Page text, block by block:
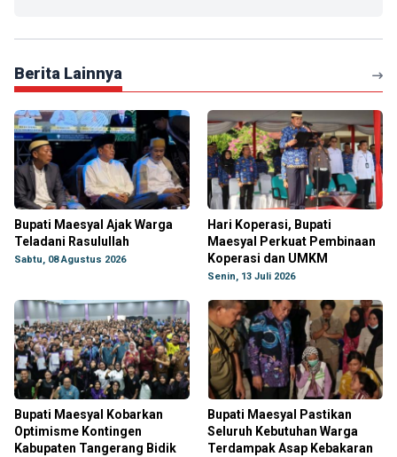
Berita Lainnya
Bupati Maesyal Ajak Warga
Teladani Rasulullah
Sabtu, 08 Agustus 2026
Hari Koperasi, Bupati
Maesyal Perkuat Pembinaan
Koperasi dan UMKM
Senin, 13 Juli 2026
Bupati Maesyal Kobarkan
Optimisme Kontingen
Kabupaten Tangerang Bidik
Bupati Maesyal Pastikan
Seluruh Kebutuhan Warga
Terdampak Asap Kebakaran